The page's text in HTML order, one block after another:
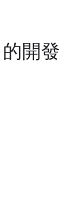
開發